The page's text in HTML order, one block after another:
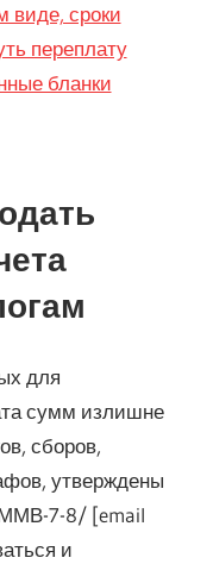
виде, сроки
переплату
бланки
для
сумм излишне
сборов,
утверждены
7-8/ [email
и